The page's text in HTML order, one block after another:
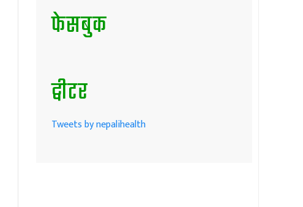
फेसबुक
ट्वीटर
Tweets by nepalihealth